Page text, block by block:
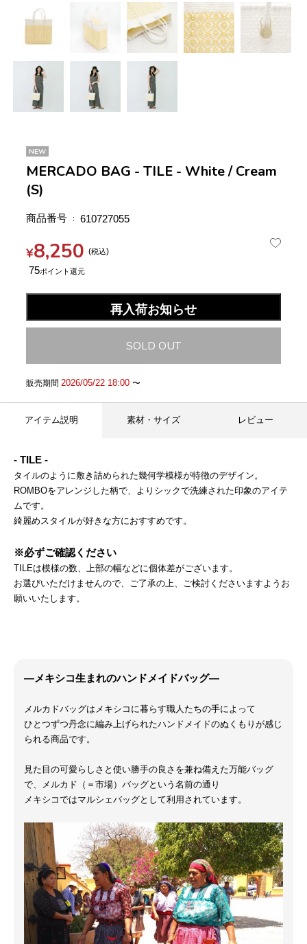
NEW
MERCADO BAG - TILE - White / Cream
(S)
商品番号 610727055
¥8,250 税込
75
再入荷お知らせ
SOLD OUT
販売期間 2026/05/22 18:00〜
アイテム説明 素材・サイズ レビュー
- TILE -
タイルのように敷き詰められた幾何学模様が特徴のデザイン。
ROMBOをアレンジした柄で、よりシックで洗練された印象のアイテ
ムです。
綺麗めスタイルが好きな方におすすめです。
※必ずご確認ください
TILEは模様の数、上部の幅などに個体差がございます。
お選びいただけませんので、ご了承の上、ご検討くださいますようお
願いいたします。
―メキシコ生まれのハンドメイドバッグ―
メルカドバッグはメキシコに暮らす職人たちの手によって
ひとつずつ丹念に編み上げられたハンドメイドのぬくもりが感じ
られる商品です。
見た目の可愛らしさと使い勝手の良さを兼ね備えた万能バッグ
で、メルカド（＝市場）バッグという名前の通り
メキシコではマルシェバッグとして利用されています。